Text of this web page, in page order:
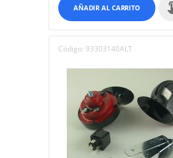
AÑADIR AL CARRITO
Código: 93303140ALT